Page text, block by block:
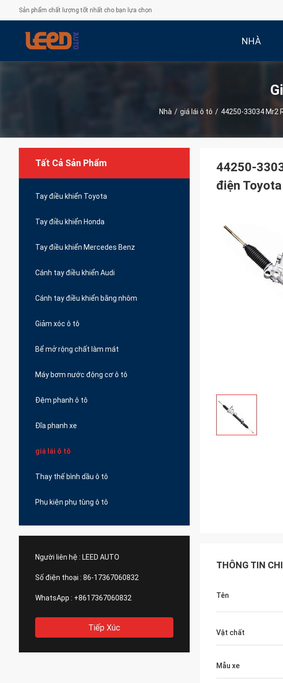
Sản phẩm chất lượng tốt nhất cho bạn lựa chọn
NHÀ
Nhà / giá lái ô tô / 44250-33034 Mr2
Tất Cả Sản Phẩm
Tay điều khiển Toyota
Tay điều khiển Honda
Tay điều khiển Mercedes Benz
Cánh tay điều khiển Audi
Cánh tay điều khiển bằng nhôm
Giảm xóc ô tô
Bể mở rộng chất làm mát
Máy bơm nước động cơ ô tô
Đệm phanh ô tô
Đĩa phanh xe
giá lái ô tô
Thay thế bình dầu ô tô
Phụ kiện phụ tùng ô tô
Người liên hệ : LEED AUTO
Số điện thoại : 86-17367060832
WhatsApp : +8617367060832
Tiếp Xúc
44250-
điện
THÔNG TIN
Tên
Vật chất
Mẫu xe